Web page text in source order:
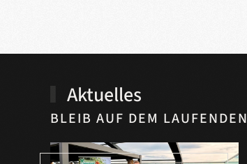
Aktuelles
BLEIB AUF DEM LAUFENDEN